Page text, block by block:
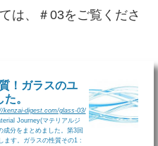
は、＃03をご覧くださ
！ガラスのユ
。
kenzai-digest.com/glass-03/
Journey(マテリアルジ
成分をまとめました。第3回
ます。ガラスの性質その1 :